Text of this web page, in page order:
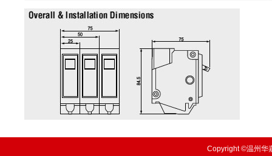
Copyright ©温州华